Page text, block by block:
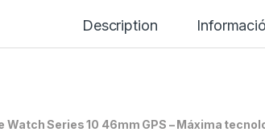
Description
Watch Series 10 46mm GPS – Máxima